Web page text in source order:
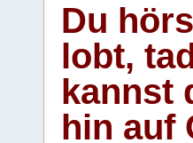
Du
lobt,
kannst
hin auf